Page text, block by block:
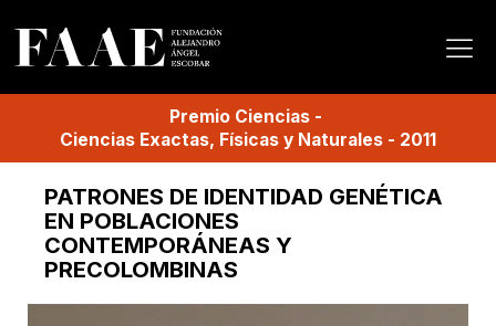
Premio Ciencias -
Ciencias Exactas, Físicas y Naturales - 2011
PATRONES DE IDENTIDAD GENÉTICA
EN POBLACIONES
CONTEMPORÁNEAS Y
PRECOLOMBINAS